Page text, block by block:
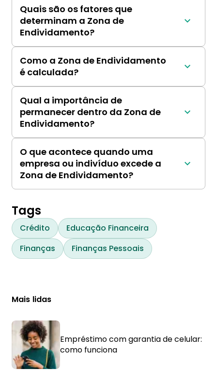
aceitável ou seguro para uma empresa ou
indivíduo.
Quais são os fatores que
determinam a Zona de
Endividamento?
Capacidade de geração de fluxo de caixa,
risco da indústria e tolerância ao risco do
credor.
Como a Zona de Endividamento
é calculada?
Variam de acordo com a metodologia, mas
geralmente envolvem índices financeiros
como Dívida/Patrimônio, Dívida/EBITDA e
cobertura de juros.
Qual a importância de
permanecer dentro da Zona de
Endividamento?
Diminui o risco de insolvência, melhora as
juros.
O que acontece quando uma
empresa ou indivíduo excede a
Zona de Endividamento?
Aumenta o risco de inadimplência, prejudica a
financiamento futuro.
Tags
Crédito
Educação Financeira
Finanças
Finanças Pessoais
Mais lidas
Empréstimo com garantia de celular:
como funciona